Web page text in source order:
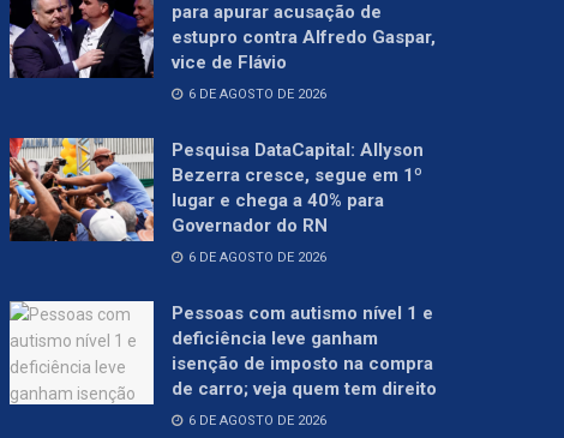
para apurar acusação de
estupro contra Alfredo Gaspar,
vice de Flávio
6 DE AGOSTO DE 2026
Pesquisa DataCapital: Allyson
Bezerra cresce, segue em 1º
lugar e chega a 40% para
Governador do RN
6 DE AGOSTO DE 2026
Pessoas com autismo nível 1 e
deficiência leve ganham
isenção de imposto na compra
de carro; veja quem tem direito
6 DE AGOSTO DE 2026